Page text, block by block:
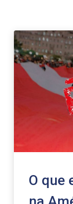
O que